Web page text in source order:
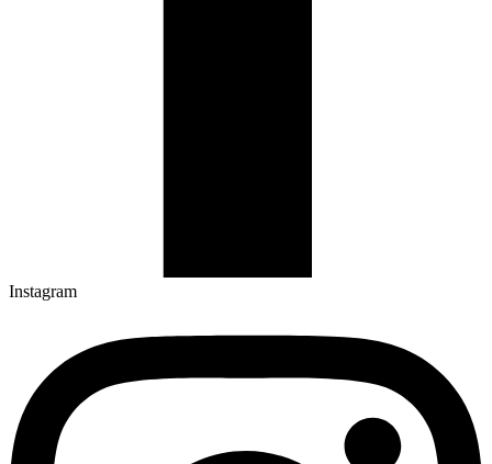
Instagram